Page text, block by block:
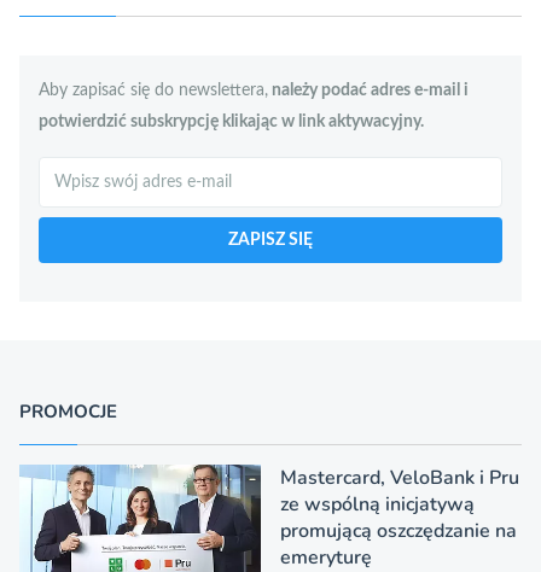
Aby zapisać się do newslettera, należy podać adres e-mail i
potwierdzić subskrypcję klikając w link aktywacyjny.
ZAPISZ SIĘ
PROMOCJE
Mastercard, VeloBank i Pru
ze wspólną inicjatywą
promującą oszczędzanie na
emeryturę